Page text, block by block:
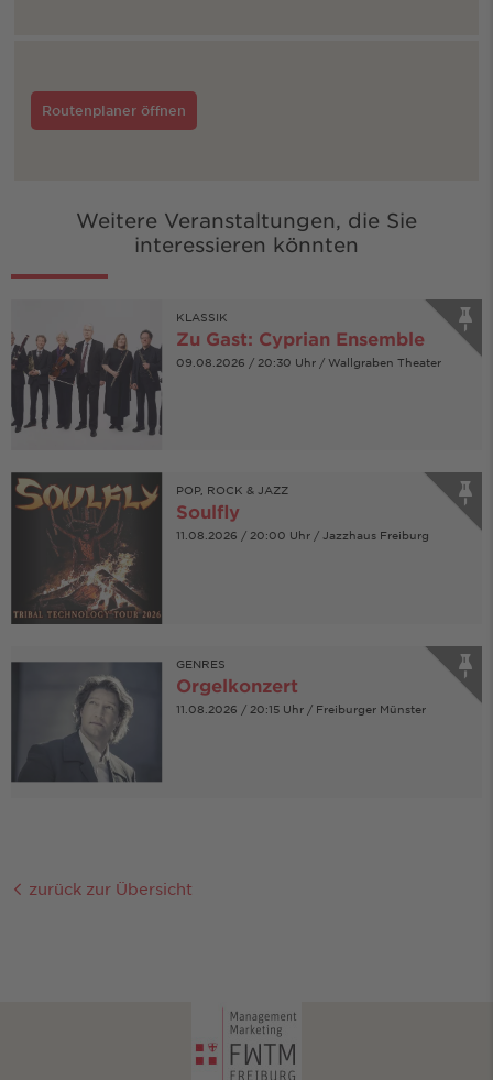
Routenplaner öffnen
Weitere Veranstaltungen, die Sie
interessieren könnten
KLASSIK
Zu Gast: Cyprian Ensemble
09.08.2026 / 20:30 Uhr / Wallgraben Theater
POP, ROCK & JAZZ
Soulfly
11.08.2026 / 20:00 Uhr / Jazzhaus Freiburg
GENRES
Orgelkonzert
11.08.2026 / 20:15 Uhr / Freiburger Münster
zurück zur Übersicht